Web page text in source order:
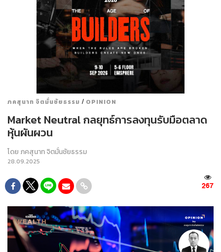
ภคสุนาท จิตมั่นชัยธรรม / OPINION
Market Neutral กลยุทธ์การลงทุนรับมือตลาด
หุ้นผันผวน
โดย ภคสุนาท จิตมั่นชัยธรรม
28.09.2025
267